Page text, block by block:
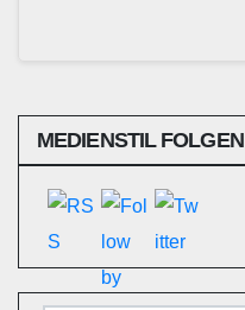
MEDIENSTIL FOLGEN